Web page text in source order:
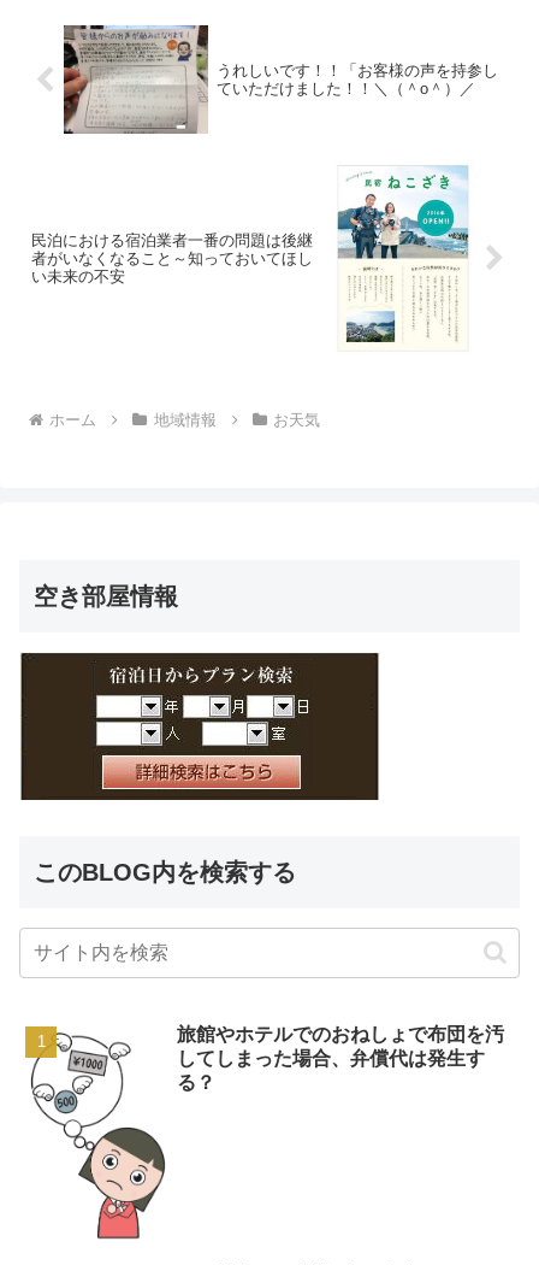
うれしいです！！「お客様の声を持参し
ていただけました！！＼（＾o＾）／
民泊における宿泊業者一番の問題は後継
者がいなくなること～知っておいてほし
い未来の不安
ホーム 地域情報 お天気
空き部屋情報
このBLOG内を検索する
旅館やホテルでのおねしょで布団を汚
してしまった場合、弁償代は発生す
る？